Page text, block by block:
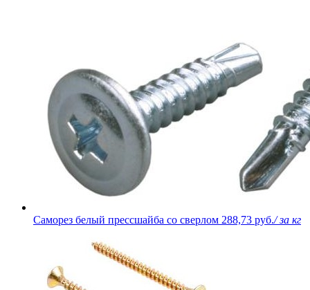
Саморез белый прессшайба со сверлом 288,73 руб./ за кг